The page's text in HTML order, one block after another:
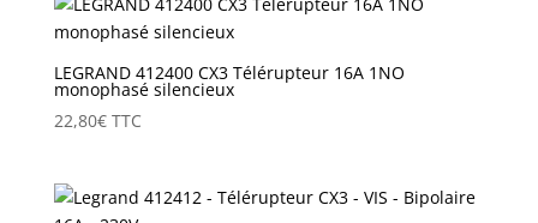
LEGRAND 412400 CX3 Télérupteur 16A 1NO
monophasé silencieux
22,80€ TTC